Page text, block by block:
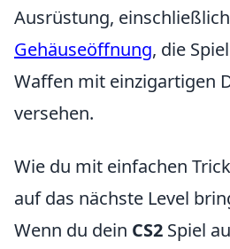
Ausrüstung,
Gehäuseöffnung, die
Waffen mit einzigartigen
versehen.
Wie du mit einfachen
auf das nächste Level
Wenn du dein CS2 Spiel